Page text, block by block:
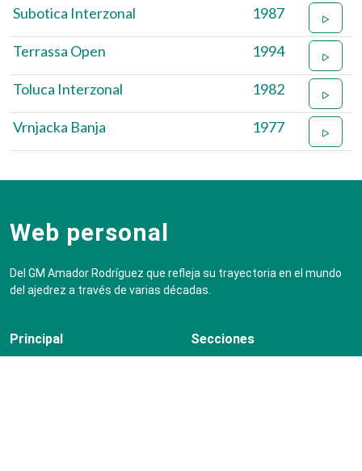
Subotica Interzonal 1987
Terrassa Open 1994
Toluca Interzonal 1982
Vrnjacka Banja 1977
Web personal
Del GM Amador Rodríguez que refleja su trayectoria en el mundo
del ajedrez a través de varias décadas.
Principal Secciones